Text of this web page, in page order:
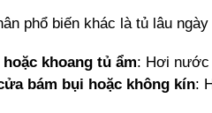
phổ biến khác là tủ lâu
hoặc khoang tủ ẩm: Hơi nước
bám bụi hoặc không kín: